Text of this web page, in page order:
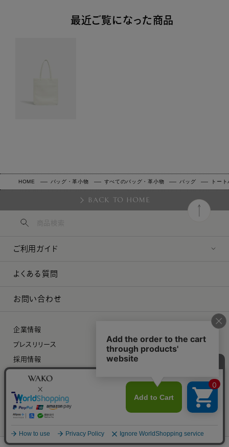
最近ご覧になった商品
HOME バッグ・革小物 すべてのバッグ・革小物 バッグ トー
BACK TO HOME
ご利用ガイド
よくある質問
お問い合わせ
企業情報
プレスリリース
採用情報
プライバシーポリシー
©︎ 2026 WAKO Co.,Ltd.